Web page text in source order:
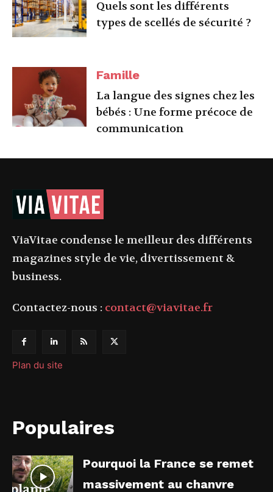
Quels sont les différents
types de scellés de sécurité ?
Famille
La langue des signes chez les
bébés : Une forme précoce de
communication
ViaVitae condense le meilleur des différents
magazines style de vie, divertissement &
business.
Contactez-nous : contact@viavitae.fr
Plan du site
Populaires
Pourquoi la France se remet
massivement au chanvre